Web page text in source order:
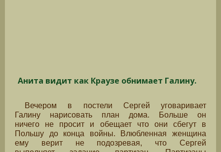
Анита видит как Краузе обнимает Галину.
Вечером в постели Сергей уговаривает
Галину нарисовать план дома. Больше он
ничего не просит и обещает что они сбегут в
Польшу до конца войны. Влюбленная женщина
ему верит не подозревая, что Сергей